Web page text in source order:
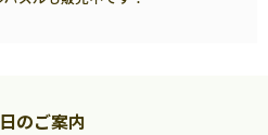
のご案内